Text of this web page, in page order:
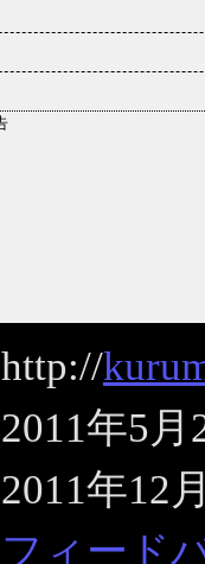
http://
2011年5
2011年12
フィード